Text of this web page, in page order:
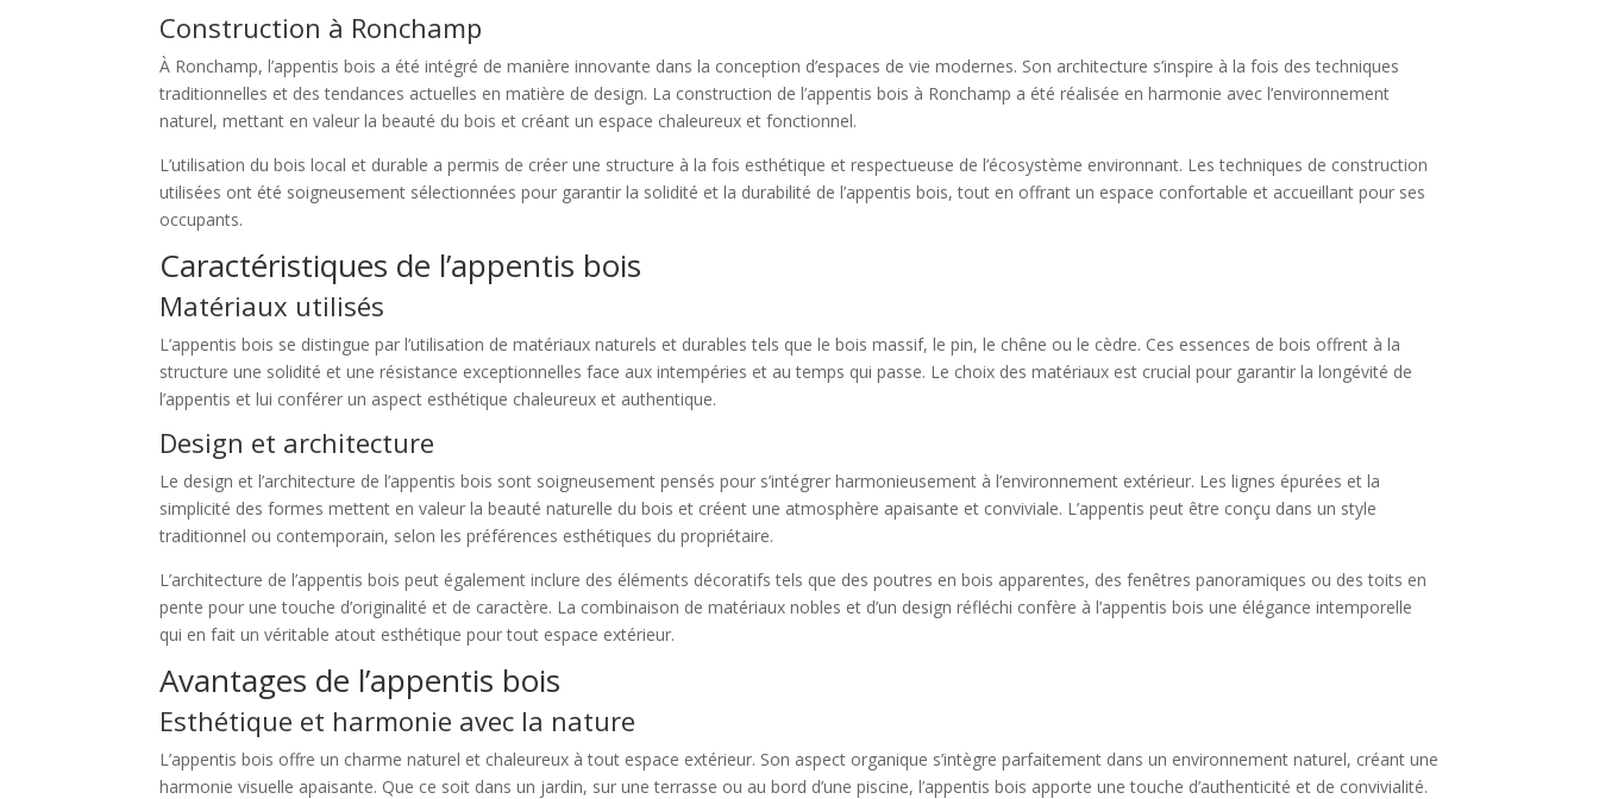
Construction à Ronchamp
À Ronchamp, l’appentis bois a été intégré de manière innovante dans la conception d’espaces de vie modernes. Son architecture s’inspire à la fois des techniques
traditionnelles et des tendances actuelles en matière de design. La construction de l’appentis bois à Ronchamp a été réalisée en harmonie avec l’environnement
naturel, mettant en valeur la beauté du bois et créant un espace chaleureux et fonctionnel.
L’utilisation du bois local et durable a permis de créer une structure à la fois esthétique et respectueuse de l’écosystème environnant. Les techniques de construction
utilisées ont été soigneusement sélectionnées pour garantir la solidité et la durabilité de l’appentis bois, tout en offrant un espace confortable et accueillant pour ses
occupants.
Caractéristiques de l’appentis bois
Matériaux utilisés
L’appentis bois se distingue par l’utilisation de matériaux naturels et durables tels que le bois massif, le pin, le chêne ou le cèdre. Ces essences de bois offrent à la
structure une solidité et une résistance exceptionnelles face aux intempéries et au temps qui passe. Le choix des matériaux est crucial pour garantir la longévité de
l’appentis et lui conférer un aspect esthétique chaleureux et authentique.
Design et architecture
Le design et l’architecture de l’appentis bois sont soigneusement pensés pour s’intégrer harmonieusement à l’environnement extérieur. Les lignes épurées et la
simplicité des formes mettent en valeur la beauté naturelle du bois et créent une atmosphère apaisante et conviviale. L’appentis peut être conçu dans un style
traditionnel ou contemporain, selon les préférences esthétiques du propriétaire.
L’architecture de l’appentis bois peut également inclure des éléments décoratifs tels que des poutres en bois apparentes, des fenêtres panoramiques ou des toits en
pente pour une touche d’originalité et de caractère. La combinaison de matériaux nobles et d’un design réfléchi confère à l’appentis bois une élégance intemporelle
qui en fait un véritable atout esthétique pour tout espace extérieur.
Avantages de l’appentis bois
Esthétique et harmonie avec la nature
L’appentis bois offre un charme naturel et chaleureux à tout espace extérieur. Son aspect organique s’intègre parfaitement dans un environnement naturel, créant une
harmonie visuelle apaisante. Que ce soit dans un jardin, sur une terrasse ou au bord d’une piscine, l’appentis bois apporte une touche d’authenticité et de convivialité.